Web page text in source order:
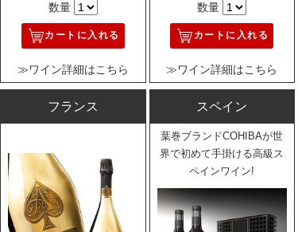
数量
カートに入れる
≫ワイン詳細はこちら
数量
カートに入れる
≫ワイン詳細はこちら
フランス スペイン
葉巻ブランドCOHIBAが世
界で初めて手掛ける高級ス
ペインワイン!